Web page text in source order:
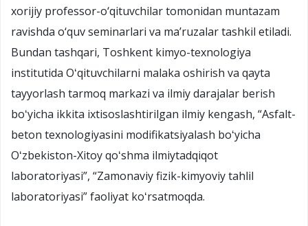
xorijiy professor-o‘qituvchilar tomonidan muntazam
ravishda o‘quv seminarlari va ma’ruzalar tashkil etiladi.
Bundan tashqari, Toshkent kimyo-texnologiya
institutida Oʻqituvchilarni malaka oshirish va qayta
tayyorlash tarmoq markazi va ilmiy darajalar berish
boʻyicha ikkita ixtisoslashtirilgan ilmiy kengash, “Asfalt-
beton texnologiyasini modifikatsiyalash boʻyicha
Oʻzbekiston-Xitoy qoʻshma ilmiytadqiqot
laboratoriyasi”, “Zamonaviy fizik-kimyoviy tahlil
laboratoriyasi” faoliyat koʻrsatmoqda.